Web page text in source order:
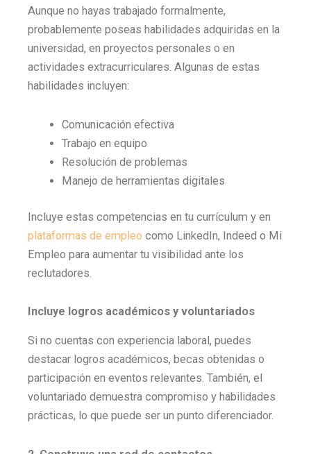
Aunque no hayas trabajado formalmente,
probablemente poseas habilidades adquiridas en la
universidad, en proyectos personales o en
actividades extracurriculares. Algunas de estas
habilidades incluyen:
Comunicación efectiva
Trabajo en equipo
Resolución de problemas
Manejo de herramientas digitales
Incluye estas competencias en tu currículum y en
plataformas de empleo como LinkedIn, Indeed o Mi
Empleo para aumentar tu visibilidad ante los
reclutadores.
Incluye logros académicos y voluntariados
Si no cuentas con experiencia laboral, puedes
destacar logros académicos, becas obtenidas o
participación en eventos relevantes. También, el
voluntariado demuestra compromiso y habilidades
prácticas, lo que puede ser un punto diferenciador.